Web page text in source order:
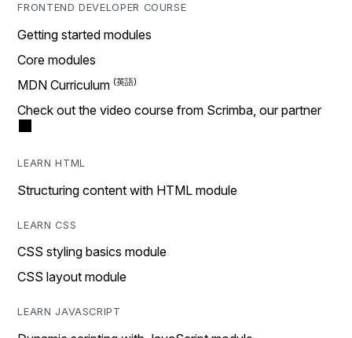
FRONTEND DEVELOPER COURSE
Getting started modules
Core modules
MDN Curriculum
Check out the video course from Scrimba, our partner
LEARN HTML
Structuring content with HTML module
LEARN CSS
CSS styling basics module
CSS layout module
LEARN JAVASCRIPT